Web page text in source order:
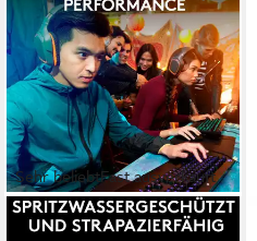
Sehr beliebtFast ausverkauft
LOGITECH G